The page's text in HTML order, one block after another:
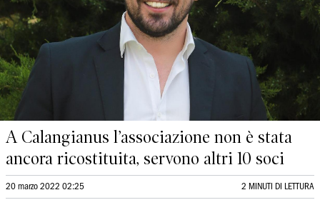
A Calangianus l’associazione non è stata
ancora ricostituita, servono altri 10 soci
20 marzo 2022 02:25 2 MINUTI DI LETTURA